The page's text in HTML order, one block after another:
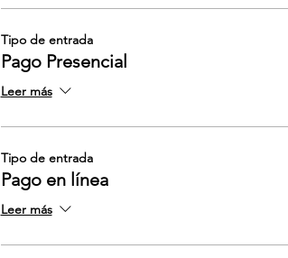
Tipo de entrada
Pago Presencial
Leer más
Tipo de entrada
Pago en línea
Leer más